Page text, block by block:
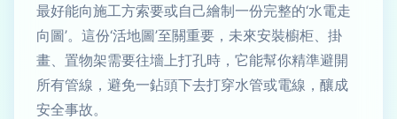
最好能向施工方索要或自己繪制一份完整的‘水電走
向圖’。這份‘活地圖’至關重要，未來安裝櫥柜、掛
畫、置物架需要往墻上打孔時，它能幫你精準避開
所有管線，避免一鉆頭下去打穿水管或電線，釀成
安全事故。